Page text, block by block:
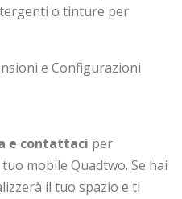
o tinture per
e Configurazioni
e contattaci per
mobile Quadtwo. Se hai
il tuo spazio e ti